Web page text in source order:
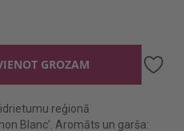
GROZAM
reģionā
Blanc’. Aromāts un garša: